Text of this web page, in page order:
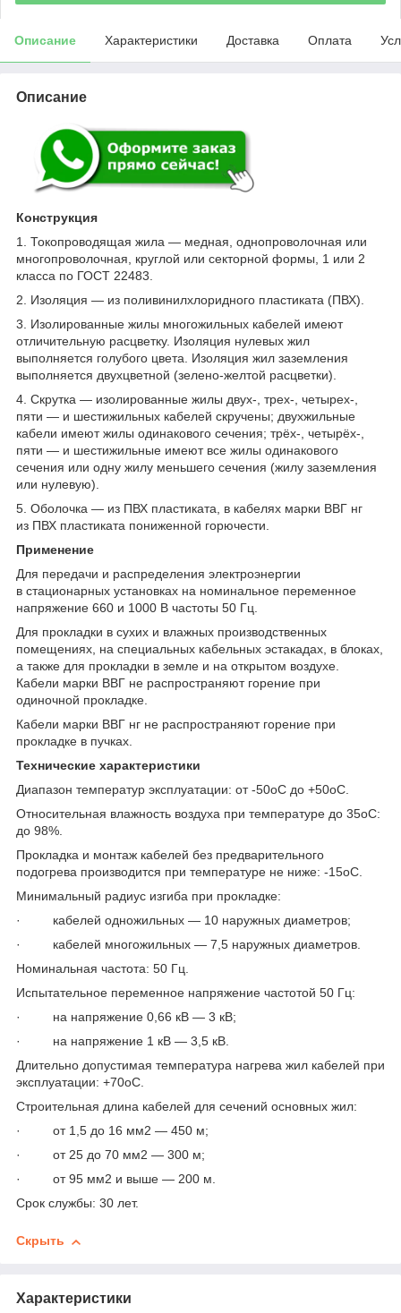
Описание Характеристики Доставка Оплата
Описание
Конструкция
1. Токопроводящая жила — медная, однопроволочная или
многопроволочная, круглой или секторной формы, 1 или 2
класса по ГОСТ 22483.
2. Изоляция — из поливинилхлоридного пластиката (ПВХ).
3. Изолированные жилы многожильных кабелей имеют
отличительную расцветку. Изоляция нулевых жил
выполняется голубого цвета. Изоляция жил заземления
выполняется двухцветной (зелено-желтой расцветки).
4. Скрутка — изолированные жилы двух-, трех-, четырех-,
пяти — и шестижильных кабелей скручены; двухжильные
кабели имеют жилы одинакового сечения; трёх-, четырёх-,
пяти — и шестижильные имеют все жилы одинакового
сечения или одну жилу меньшего сечения (жилу заземления
или нулевую).
5. Оболочка — из ПВХ пластиката, в кабелях марки ВВГ нг
из ПВХ пластиката пониженной горючести.
Применение
Для передачи и распределения электроэнергии
в стационарных установках на номинальное переменное
напряжение 660 и 1000 В частоты 50 Гц.
Для прокладки в сухих и влажных производственных
помещениях, на специальных кабельных эстакадах, в блоках,
а также для прокладки в земле и на открытом воздухе.
Кабели марки ВВГ не распространяют горение при
одиночной прокладке.
Кабели марки ВВГ нг не распространяют горение при
прокладке в пучках.
Технические характеристики
Диапазон температур эксплуатации: от -50оС до +50оС.
Относительная влажность воздуха при температуре до 35оС:
до 98%.
Прокладка и монтаж кабелей без предварительного
подогрева производится при температуре не ниже: -15оС.
Минимальный радиус изгиба при прокладке:
· кабелей одножильных — 10 наружных диаметров;
· кабелей многожильных — 7,5 наружных диаметров.
Номинальная частота: 50 Гц.
Испытательное переменное напряжение частотой 50 Гц:
· на напряжение 0,66 кВ — 3 кВ;
· на напряжение 1 кВ — 3,5 кВ.
Длительно допустимая температура нагрева жил кабелей при
эксплуатации: +70оС.
Строительная длина кабелей для сечений основных жил:
· от 1,5 до 16 мм2 — 450 м;
· от 25 до 70 мм2 — 300 м;
· от 95 мм2 и выше — 200 м.
Срок службы: 30 лет.
Скрыть
Характеристики